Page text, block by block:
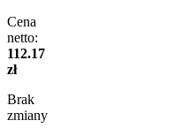
Cena
netto:
112.17
zł
Brak
zmiany